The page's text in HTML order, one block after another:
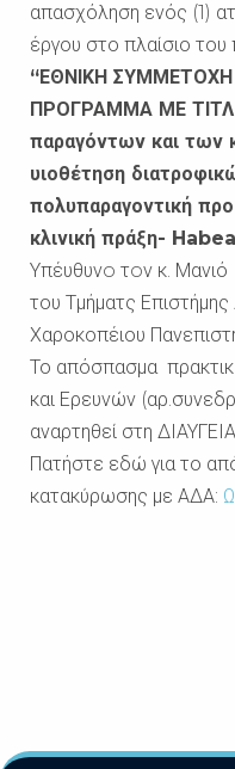
απασχόληση ενός (1)
έργου στο πλαίσιο
“ΕΘΝΙΚΗ
ΠΡΟΓΡΑΜΜΑ ΜΕ
παραγόντων και των
υιοθέτηση
πολυπαραγοντική
κλινική πράξη-
Υπέυθυνo τoν κ.
του Τμήματς
Χαροκοπέιου
Το απόσπασμα
και Ερευνών
αναρτηθεί στη
Πατήστε εδώ για το
κατακύρωσης με ΑΔΑ: